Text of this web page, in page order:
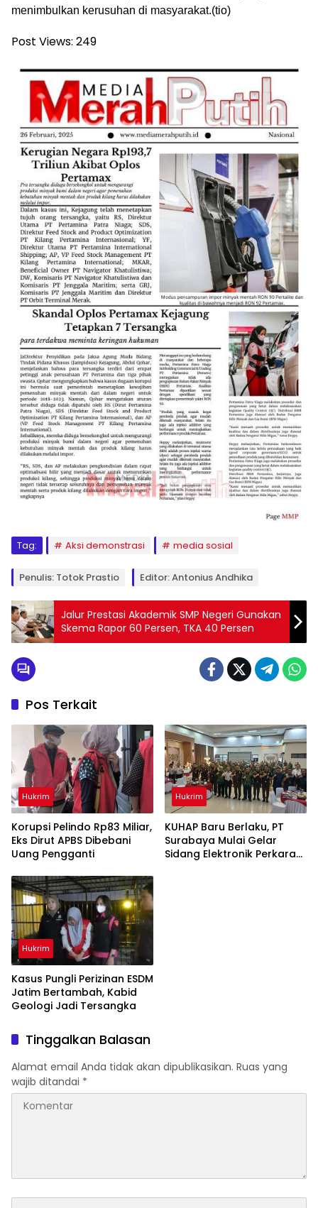
menimbulkan kerusuhan di masyarakat.(tio)
Post Views: 249
Tag: Aksi demonstrasi media sosial
Penulis: Totok Prastio Editor: Antonius Andhika
Jalur Prestasi Akademik SMP Negeri Gunakan
Skema Rapor 60 Persen, TKA 40 Persen
Pos Terkait
Hukrim
Korupsi Pelindo Rp83 Miliar,
Eks Dirut APBS Dibebani
Uang Pengganti
Hukrim
KUHAP Baru Berlaku, PT
Surabaya Mulai Gelar
Sidang Elektronik Perkara
Hukrim
Kasus Pungli Perizinan ESDM
Jatim Bertambah, Kabid
Geologi Jadi Tersangka
Tinggalkan Balasan
Alamat email Anda tidak akan dipublikasikan. Ruas yang
wajib ditandai *